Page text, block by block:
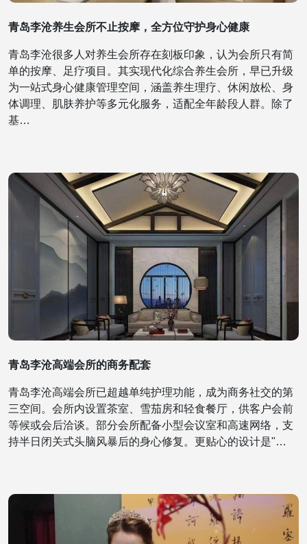
青岛李沧养生会所不止按摩，全方位守护身心健康
青岛李沧很多人对养生会所存在刻板印象，认为会所只有简
单的按摩、足疗项目。其实现代化综合养生会所，早已升级
为一站式身心健康管理空间，涵盖养生理疗、休闲放松、身
体调理、肌肤养护等多元化服务，适配全年龄段人群。除了
基…
青岛李沧高端会所的商务配套
青岛李沧高端会所已超越单纯护理功能，成为商务社交的第
三空间。会所内设置茶室、雪茄房和轻食餐厅，供客户会前
等候或会后洽谈。部分会所配备小型会议室和高速网络，支
持半日闭关式头脑风暴后的身心修复。更贴心的设计是"…